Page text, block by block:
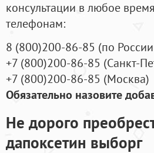
консультации в любое
телефонам:
8 (800)200-86-85 (по
+7 (800)200-86-85 (Санкт-
+7 (800)200-86-85 (Москва)
Обязательно назовите
Не дорого
дапоксетин выборг